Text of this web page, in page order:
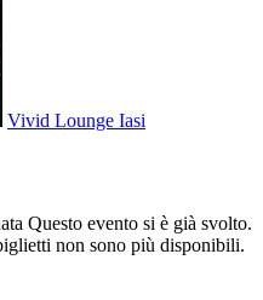
Vivid Lounge Iasi
Questo evento si è già svolto.
non sono più disponibili.